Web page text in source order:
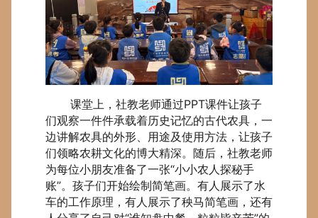
课堂上，社教老师通过PPT课件让孩子
们观察一件件承载着历史记忆的古代农具，一
边讲解农具的外形、用途及使用方法，让孩子
们领略农耕文化的博大精深。随后，社教老师
为每位小朋友准备了一张“小小农人探秘手
账”。孩子们开始绘制简笔画。有人展示了水
车的工作原理，有人展示了秧马简笔画，还有